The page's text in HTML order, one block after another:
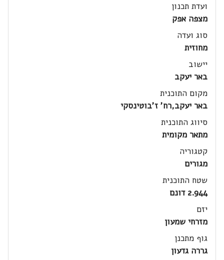
ועדת תכנון
מצפה אפק
סוג ועדה
מחוזית
יישוב
באר יעקב
מקום התוכנית
באר יעקב,רח' ז'בוטינסקי
סיווג התוכנית
מתאר מקומית
קטגוריה
מגורים
שטח התוכנית
2.944 דונם
יזם
מזרחי שמעון
גוף מתכנן
גררה גדעון